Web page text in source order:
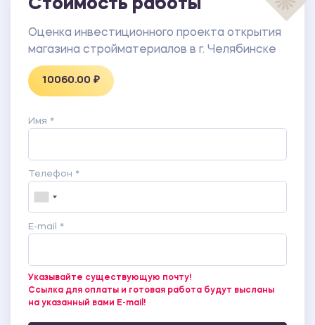
Стоимость работы
Оценка инвестиционного проекта открытия
магазина стройматериалов в г. Челябинске
10060.00 ₽
Имя *
Телефон *
E-mail *
Указывайте существующую почту!
Ссылка для оплаты и готовая работа будут высланы
на указанный вами E-mail!